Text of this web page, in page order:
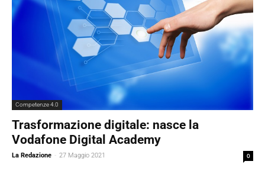
Competenze 4.0
Trasformazione digitale: nasce la
Vodafone Digital Academy
La Redazione - 27 Maggio 2021 0